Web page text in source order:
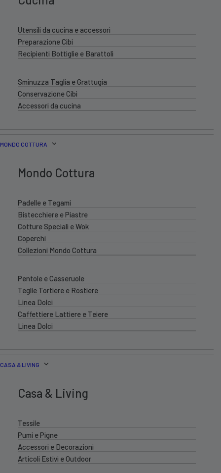
Utensili da cucina e accessori
Preparazione Cibi
Recipienti Bottiglie e Barattoli
Sminuzza Taglia e Grattugia
Conservazione Cibi
Accessori da cucina
MONDO COTTURA
Mondo Cottura
Padelle e Tegami
Bistecchiere e Piastre
Cotture Speciali e Wok
Coperchi
Collezioni Mondo Cottura
Pentole e Casseruole
Teglie Tortiere e Rostiere
Linea Dolci
Caffettiere Lattiere e Teiere
Linea Dolci
CASA & LIVING
Casa & Living
Tessile
Pumi e Pigne
Accessori e Decorazioni
Articoli Estivi e Outdoor